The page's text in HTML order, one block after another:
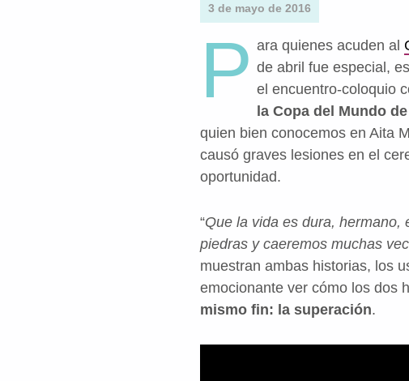
3 de mayo de 2016
P ara quienes acuden al
de abril fue especial,
el encuentro-coloquio
la Copa del Mundo
quien bien conocemos en Aita
causó graves lesiones en el
oportunidad.
“Que la vida es dura,
piedras y caeremos muchas
muestran ambas historias, los
emocionante ver cómo los dos
mismo fin: la superación.